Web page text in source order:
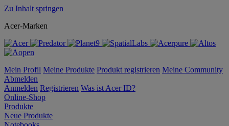
Zu Inhalt springen
Acer-Marken
Mein Profil Meine Produkte Produkt registrieren Meine Community
Abmelden
Anmelden Registrieren Was ist Acer ID?
Online-Shop
Produkte
Neue Produkte